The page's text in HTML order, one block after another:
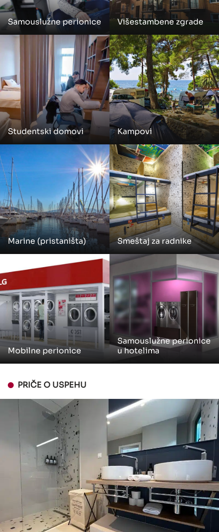
Samouslužne perionice Višestambene zgrade
Studentski domovi Kampovi
Marine (pristaništa) Smeštaj za radnike
Mobilne perionice
Samouslužne perionice
u hotelima
PRIČE O USPEHU